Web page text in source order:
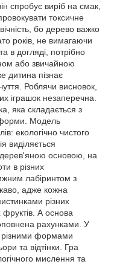
спробує виріб на смак,
токсичне
бо дерево важко
років, не вимагаючи
в догляді, потрібно
або звичайною
дитина пізнає
Роблячи висновок,
іграшок незаперечна.
яка складається з
форми. Модель
екологічно чистого
виділяється
основою, на
в різних
лабіринтом з
адже кожна
різних
фруктів. А основа
рахунками. У
різними формами
та відтінки. Гра
мислення та